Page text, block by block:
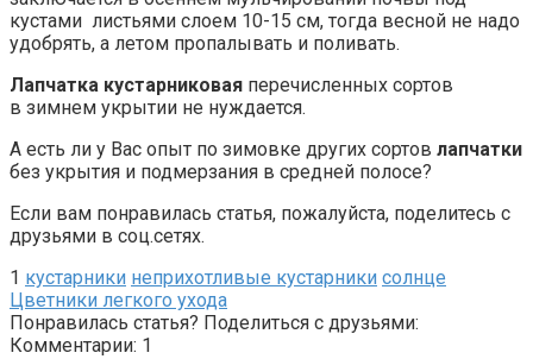
кустами листьями слоем 10-15 см, тогда весной не надо
удобрять, а летом пропалывать и поливать.
Лапчатка кустарниковая перечисленных сортов
в зимнем укрытии не нуждается.
А есть ли у Вас опыт по зимовке других сортов лапчатки
без укрытия и подмерзания в средней полосе?
Если вам понравилась статья, пожалуйста, поделитесь с
друзьями в соц.сетях.
1 кустарники неприхотливые кустарники солнце
Цветники легкого ухода
Понравилась статья? Поделиться с друзьями:
Комментарии: 1